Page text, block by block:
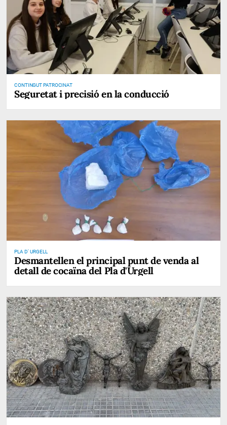
CONTINGUT PATROCINAT
Seguretat i precisió en la conducció
PLA D' URGELL
Desmantellen el principal punt de venda al
detall de cocaïna del Pla d'Urgell